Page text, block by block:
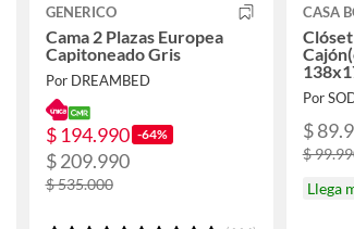
GENERICO
Cama 2 Plazas Europea
Capitoneado Gris
Por DREAMBED
$ 194.990 -64%
$ 209.990
$ 535.000
CASA
Por
$
$
Llega